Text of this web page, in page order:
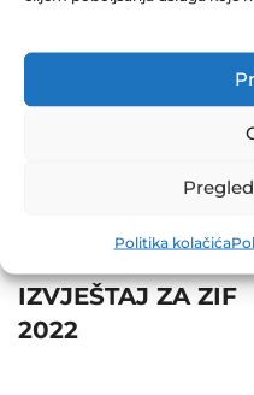
Politika kolačića
Share
navigation
IZVJEŠTAJ ZA ZIF
2022